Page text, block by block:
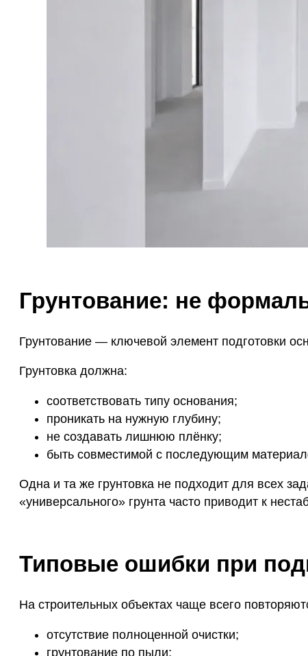
Грунтование: не
Грунтование — ключевой элемент подготовки
Грунтовка должна:
соответствовать типу основания;
проникать на нужную глубину;
не создавать лишнюю плёнку;
быть совместимой с последующим
Одна и та же грунтовка не подходит для всех
«универсального» грунта часто приводит к
Типовые ошибки при
На строительных объектах чаще всего
отсутствие полноценной очистки;
грунтование по пыли;